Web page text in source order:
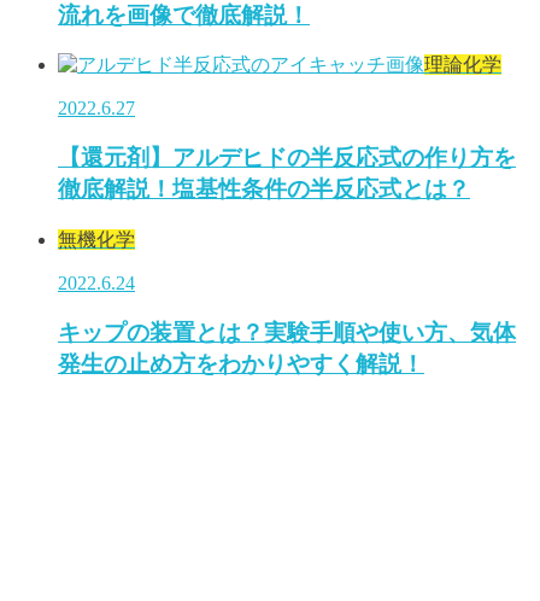
流れを画像で徹底解説！
理論化学
2022.6.27
【還元剤】アルデヒドの半反応式の作り方を
徹底解説！塩基性条件の半反応式とは？
無機化学
2022.6.24
キップの装置とは？実験手順や使い方、気体
発生の止め方をわかりやすく解説！